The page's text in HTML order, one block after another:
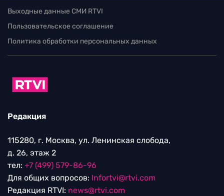
Выходные данные СМИ RTVI
Пользовательское соглашение
Политика обработки персональных данных
Редакция
115280, г. Москва, ул. Ленинская слобода,
д. 26, этаж 2
тел: +7 (499) 579-86-96
Для общих вопросов: Infortvi@rtvi.com
Редакция RTVI: news@rtvi.com